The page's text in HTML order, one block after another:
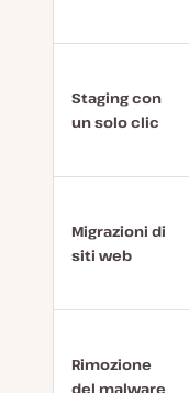
Staging con
un solo clic
Migrazioni di
siti web
Rimozione
del malware